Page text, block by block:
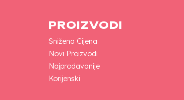
PROIZVODI
Snižena Cijena
Novi Proizvodi
Najprodavanije
Korijenski